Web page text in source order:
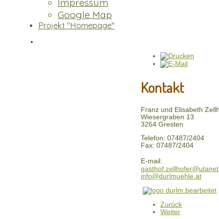
Google Map
Projekt "Homepage"
Kontakt
Franz und Elisabeth
Wiesergraben 13
3264 Gresten
Telefon: 07487/2404
Fax: 07487/2404
E-mail:
info@durlmuehle.at
Zurück
Weiter